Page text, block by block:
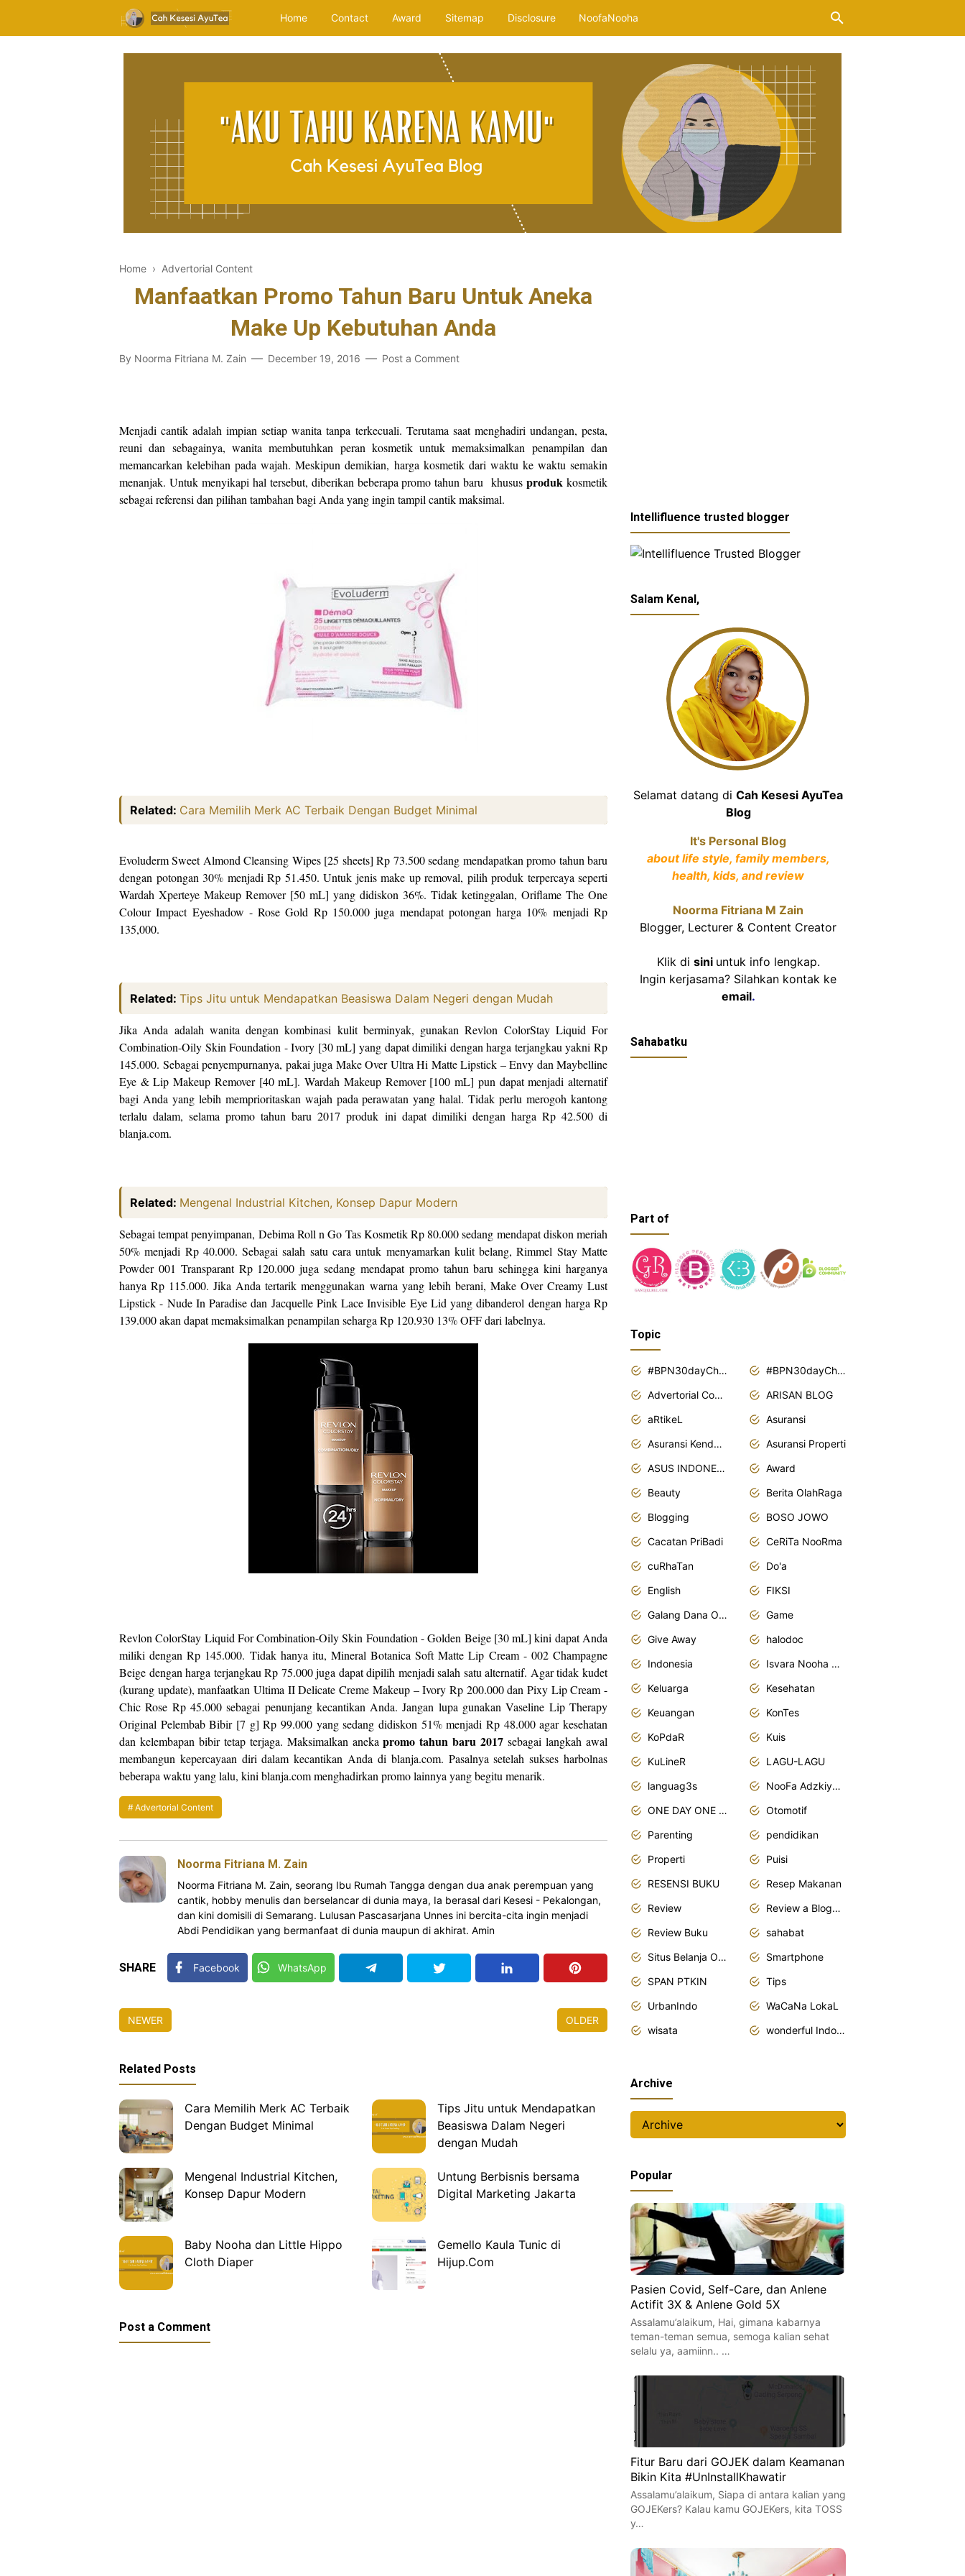
Home Contact Award Sitemap Disclosure NoofaNooha
Home › Advertorial Content
Manfaatkan Promo Tahun Baru Untuk Aneka
Make Up Kebutuhan Anda
By Noorma Fitriana M. Zain December 19, 2016 Post a Comment
Menjadi cantik adalah impian setiap wanita tanpa terkecuali. Terutama saat menghadiri undangan, pesta,
reuni dan sebagainya, wanita membutuhkan peran kosmetik untuk memaksimalkan penampilan dan
memancarkan kelebihan pada wajah. Meskipun demikian, harga kosmetik dari waktu ke waktu semakin
menanjak. Untuk menyikapi hal tersebut, diberikan beberapa promo tahun baru khususproduk kosmetik
sebagai referensi dan pilihan tambahan bagi Anda yang ingin tampil cantik maksimal.
Related: Cara Memilih Merk AC Terbaik Dengan Budget Minimal
Evoluderm Sweet Almond Cleansing Wipes [25 sheets] Rp 73.500 sedang mendapatkan promo tahun baru
dengan potongan 30% menjadi Rp 51.450. Untuk jenis make up removal, pilih produk terpercaya seperti
Wardah Xperteye Makeup Remover [50 mL] yang didiskon 36%. Tidak ketinggalan, Oriflame The One
Colour Impact Eyeshadow - Rose Gold Rp 150.000 juga mendapat potongan harga 10% menjadi Rp
135,000.
Related: Tips Jitu untuk Mendapatkan Beasiswa Dalam Negeri dengan Mudah
Jika Anda adalah wanita dengan kombinasi kulit berminyak, gunakan Revlon ColorStay Liquid For
Combination-Oily Skin Foundation - Ivory [30 mL] yang dapat dimiliki dengan harga terjangkau yakni Rp
145.000. Sebagai penyempurnanya, pakai juga Make Over Ultra Hi Matte Lipstick – Envy dan Maybelline
Eye & Lip Makeup Remover [40 mL]. Wardah Makeup Remover [100 mL] pun dapat menjadi alternatif
bagi Anda yang lebih memprioritaskan wajah pada perawatan yang halal. Tidak perlu merogoh kantong
terlalu dalam, selama promo tahun baru 2017 produk ini dapat dimiliki dengan harga Rp 42.500 di
blanja.com.
Related: Mengenal Industrial Kitchen, Konsep Dapur Modern
Sebagai tempat penyimpanan, Debima Roll n Go Tas Kosmetik Rp 80.000 sedang mendapat diskon meriah
50% menjadi Rp 40.000. Sebagai salah satu cara untuk menyamarkan kulit belang, Rimmel Stay Matte
Powder 001 Transparant Rp 120.000 juga sedang mendapat promo tahun baru sehingga kini harganya
hanya Rp 115.000. Jika Anda tertarik menggunakan warna yang lebih berani, Make Over Creamy Lust
Lipstick - Nude In Paradise dan Jacquelle Pink Lace Invisible Eye Lid yang dibanderol dengan harga Rp
139.000 akan dapat memaksimalkan penampilan seharga Rp 120.930 13% OFF dari labelnya.
Revlon ColorStay Liquid For Combination-Oily Skin Foundation - Golden Beige [30 mL] kini dapat Anda
miliki dengan Rp 145.000. Tidak hanya itu, Mineral Botanica Soft Matte Lip Cream - 002 Champagne
Beige dengan harga terjangkau Rp 75.000 juga dapat dipilih menjadi salah satu alternatif. Agar tidak kudet
(kurang update), manfaatkan Ultima II Delicate Creme Makeup – Ivory Rp 200.000 dan Pixy Lip Cream -
Chic Rose Rp 45.000 sebagai penunjang kecantikan Anda. Jangan lupa gunakan Vaseline Lip Therapy
Original Pelembab Bibir [7 g] Rp 99.000 yang sedang didiskon 51% menjadi Rp 48.000 agar kesehatan
dan kelembapan bibir tetap terjaga. Maksimalkan anekapromo tahun baru2017 sebagai langkah awal
membangun kepercayaan diri dalam kecantikan Anda di blanja.com. Pasalnya setelah sukses harbolnas
beberapa waktu yang lalu, kini blanja.com menghadirkan promo lainnya yang begitu menarik.
Advertorial Content
Noorma Fitriana M. Zain
Noorma Fitriana M. Zain, seorang Ibu Rumah Tangga dengan dua anak perempuan yang
cantik, hobby menulis dan berselancar di dunia maya, Ia berasal dari Kesesi - Pekalongan,
dan kini domisili di Semarang. Lulusan Pascasarjana Unnes ini bercita-cita ingin menjadi
Abdi Pendidikan yang bermanfaat di dunia maupun di akhirat. Amin
SHARE Facebook WhatsApp
NEWER OLDER
Related Posts
Cara Memilih Merk AC Terbaik
Dengan Budget Minimal
Tips Jitu untuk Mendapatkan
Beasiswa Dalam Negeri
dengan Mudah
Mengenal Industrial Kitchen,
Konsep Dapur Modern
Untung Berbisnis bersama
Digital Marketing Jakarta
Baby Nooha dan Little Hippo
Cloth Diaper
Gemello Kaula Tunic di
Hijup.Com
Post a Comment
Intellifluence trusted blogger
Salam Kenal,
Selamat datang di Cah Kesesi AyuTea
Blog
It's Personal Blog
about life style, family members,
health, kids, and review
Noorma Fitriana M Zain
Blogger, Lecturer & Content Creator
Klik di sini untuk info lengkap.
Ingin kerjasama? Silahkan kontak ke
email.
Sahabatku
Part of
Topic
#BPN30dayChallenge2018
#BPN30dayChallenge2019
Advertorial Content
ARISAN BLOG
aRtikeL
Asuransi
Asuransi Kendaraan
Asuransi Properti
ASUS INDONESIA
Award
Beauty
Berita OlahRaga
Blogging
BOSO JOWO
Cacatan PriBadi
CeRiTa NooRma
cuRhaTan
Do'a
English
FIKSI
Galang Dana Online
Game
Give Away
halodoc
Indonesia
Isvara Nooha Mukhbita Zain
Keluarga
Kesehatan
Keuangan
KonTes
KoPdaR
Kuis
KuLineR
LAGU-LAGU
languag3s
NooFa Adzkiya Putri Zain
ONE DAY ONE POST
Otomotif
Parenting
pendidikan
Properti
Puisi
RESENSI BUKU
Resep Makanan
Review
Review a Blogger
Review Buku
sahabat
Situs Belanja Online
Smartphone
SPAN PTKIN
Tips
UrbanIndo
WaCaNa LokaL
wisata
wonderful Indonesia
Archive
Popular
Pasien Covid, Self-Care, dan Anlene
Actifit 3X & Anlene Gold 5X
Assalamu’alaikum, Hai, gimana kabarnya
teman-teman semua, semoga kalian sehat
selalu ya, aamiinn.. …
Fitur Baru dari GOJEK dalam Keamanan
Bikin Kita #UnInstallKhawatir
Assalamu’alaikum, Siapa di antara kalian yang
GOJEKers? Kalau kamu GOJEKers, kita TOSS
y…